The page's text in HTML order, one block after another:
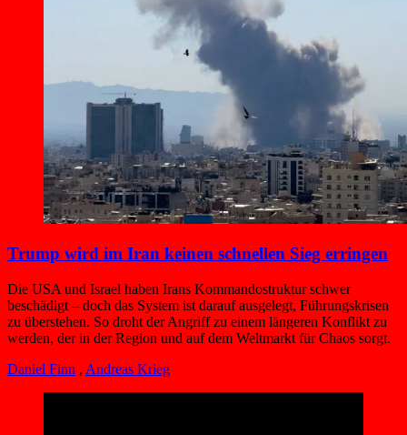
Trump wird im Iran keinen schnellen Sieg erringen
Die USA und Israel haben Irans Kommandostruktur schwer
beschädigt – doch das System ist darauf ausgelegt, Führungskrisen
zu überstehen. So droht der Angriff zu einem längeren Konflikt zu
werden, der in der Region und auf dem Weltmarkt für Chaos sorgt.
Daniel Finn , Andreas Krieg